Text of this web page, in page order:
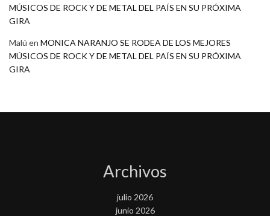
MÚSICOS DE ROCK Y DE METAL DEL PAÍS EN SU PRÓXIMA
GIRA
Malú en MONICA NARANJO SE RODEA DE LOS MEJORES
MÚSICOS DE ROCK Y DE METAL DEL PAÍS EN SU PRÓXIMA
GIRA
Archivos
julio 2026
junio 2026